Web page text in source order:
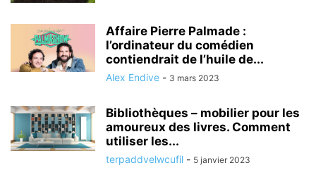
Affaire Pierre Palmade :
l’ordinateur du comédien
contiendrait de l’huile de...
Alex Endive - 3 mars 2023
Bibliothèques – mobilier pour les
amoureux des livres. Comment
utiliser les...
terpaddvelwcufil - 5 janvier 2023